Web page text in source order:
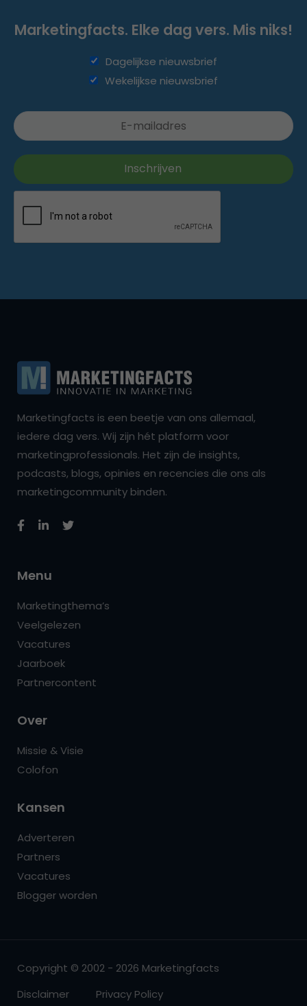
Marketingfacts. Elke dag vers. Mis niks!
Dagelijkse nieuwsbrief
Wekelijkse nieuwsbrief
Marketingfacts is een beetje van ons allemaal,
iedere dag vers. Wij zijn hét platform voor
marketingprofessionals. Het zijn de insights,
podcasts, blogs, opinies en recencies die ons als
marketingcommunity binden.
Menu
Marketingthema’s
Veelgelezen
Vacatures
Jaarboek
Partnercontent
Over
Missie & Visie
Colofon
Kansen
Adverteren
Partners
Vacatures
Blogger worden
Copyright © 2002 - 2026 Marketingfacts
Disclaimer
Privacy Policy